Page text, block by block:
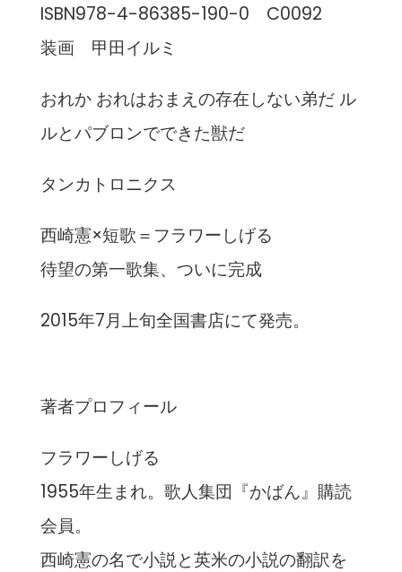
ISBN978-4-86385-190-0 C0092
装画 甲田イルミ
おれか おれはおまえの存在しない弟だ ル
ルとパブロンでできた獣だ
タンカトロニクス
西崎憲×短歌＝フラワーしげる
待望の第一歌集、ついに完成
2015年7月上旬全国書店にて発売。
著者プロフィール
フラワーしげる
1955年生まれ。歌人集団『かばん』購読
会員。
西崎憲の名で小説と英米の小説の翻訳を